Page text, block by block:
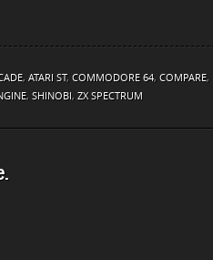
, ATARI ST, COMMODORE 64, COMPARE,
, SHINOBI, ZX SPECTRUM